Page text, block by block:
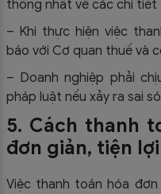
thống nhất về các chi
– Khi thực hiện việc
báo với Cơ quan thuế và
– Doanh nghiệp phải
pháp luật nếu xảy ra sai
5. Cách thanh
đơn giản, tiện
Việc thanh toán hóa